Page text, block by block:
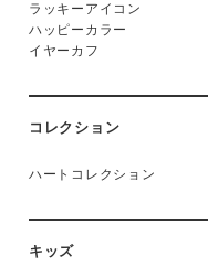
ラッキーアイコン
ハッピーカラー
イヤーカフ
コレクション
ハートコレクション
キッズ